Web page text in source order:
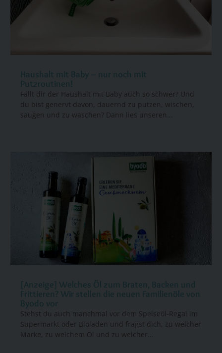
Haushalt mit Baby – nur noch mit
Putzroutinen!
Fällt dir der Haushalt mit Baby auch so schwer? Und
du bist genervt davon, dauernd zu putzen, wischen,
saugen und zu waschen? Dann lies unseren...
[Anzeige] Welches Öl zum Braten, Backen und
Frittieren? Wir stellen die neuen Familienöle von
Byodo vor
Stehst du auch manchmal vor dem Speiseöl-Regal im
Supermarkt oder Bioladen und fragst dich, zu welcher
Marke, zu welchem Öl und zu welcher...